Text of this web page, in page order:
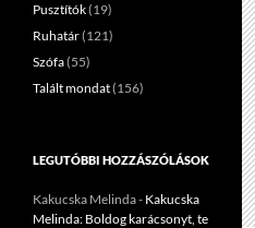
Pusztítók(19)
Ruhatár(121)
Szófa(55)
Talált mondat(156)
LEGUTÓBBI HOZZÁSZÓLÁSOK
Kakucska Melinda- Kakucska
Melinda: Boldog karácsonyt, te